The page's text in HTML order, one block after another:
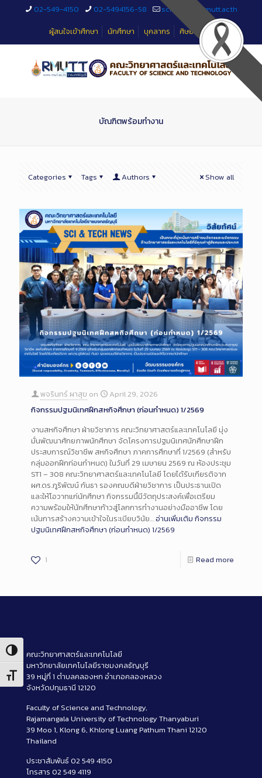
Toggle High Contrast
Toggle Font size
02-549-4150 02-5494156-58
sciteched@rmutt.ac.th
ผู้สนใจเข้าศึกษา
นักศึกษา บุคลากร ศิษย์เก่า
บัณฑิตพร้อมทำงาน
Categories Tags Authors Show all
พจรินทร์ ผาสุข on
April 29, 2026
กิจกรรมปฐมนิเทศฝึกสหกิจศึกษา (ก่อนกำหนด) 1/2569
งานสหกิจศึกษา ฝ่ายวิชาการ คณะวิทยาศาสตร์และเทคโนโลยี มุ่ง
มั่นพัฒนาศักยภาพนักศึกษา จัดโครงการปฐมนิเทศนักศึกษาฝึก
ประสบการณ์วิชาชีพ สหกิจศึกษา ภาคการศึกษาที่ 1/2569 (สำหรับ
กลุ่มออกฝึกก่อนกำหนด) ในวันที่ 29 เมษายน 2569 ณ ห้องประชุม
ST1 – 308 คณะวิทยาศาสตร์และเทคโนโลยี โดยได้รับเกียรติจาก
ผศ.ดร.ภูริพัฒน์ กันธา รองคณบดีฝ่ายวิชาการ เป็นประธานเปิด
และให้โอวาทแก่นักศึกษา กิจกรรมนี้มีวัตถุประสงค์เพื่อเตรียม
ความพร้อมให้นักศึกษาก้าวสู่โลกการทำงานอย่างมืออาชีพ โดย
เน้นการสร้างความเข้าใจในระเบียบวินัย…อ่านเพิ่มเติม กิจกรรม
ปฐมนิเทศฝึกสหกิจศึกษา (ก่อนกำหนด) 1/2569
1 Read more
คณะวิทยาศาสตร์และเทคโนโลยี
มหาวิทยาลัยเทคโนโลยีราชมงคลธัญบุรี
39 หมู่ที่ 1 ตำบลคลองหก อำเภอคลองหลวง
จังหวัดปทุมธานี 12120
Faculty of Science and Technology,
Rajamangala University of Technology Thanyaburi
39 Moo 1, Klong 6, Khlong Luang Pathum Thani 12120
Thailand
ประชาสัมพันธ์ 02 549 4150
โทรสาร 02 549 4119